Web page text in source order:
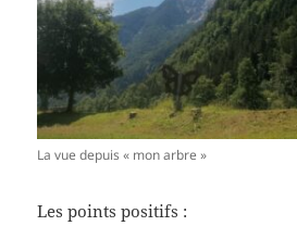
La vue depuis « mon arbre »
Les points positifs :